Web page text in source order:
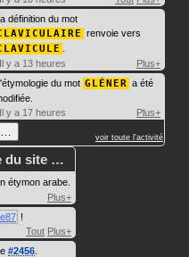
définition du mot
renvoie vers
Il y a 13 heures
Plus+
du mot GLÉNER a été
Il y a 17 heures
Plus+
… voir toute l'activité
du site …
étymon arabe.
Plus+
!
Tout Plus+
#2456